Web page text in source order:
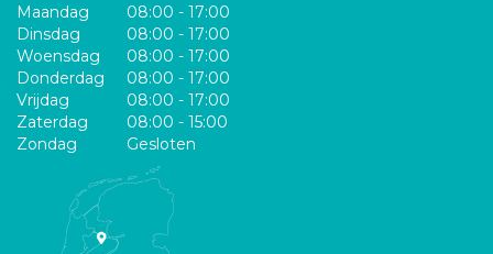
Maandag
08:00 - 17:00
Dinsdag
08:00 - 17:00
Woensdag
08:00 - 17:00
Donderdag
08:00 - 17:00
Vrijdag
08:00 - 17:00
Zaterdag
08:00 - 15:00
Zondag
Gesloten